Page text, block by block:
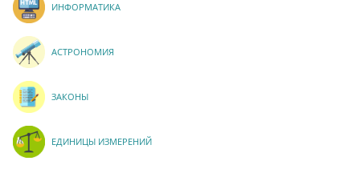
ИНФОРМАТИКА
АСТРОНОМИЯ
ЗАКОНЫ
ЕДИНИЦЫ ИЗМЕРЕНИЙ